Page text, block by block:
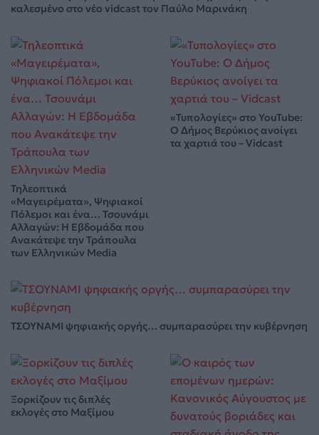
καλεσμένο στο νέο vidcast τον Παύλο Μαρινάκη
Τηλεοπτικά
«Μαγειρέματα», Ψηφιακοί
Πόλεμοι και ένα… Τσουνάμι
Αλλαγών: Η Εβδομάδα που
Ανακάτεψε την Τράπουλα
των Ελληνικών Media
«Τυπολογίες» στο YouTube:
Ο Δήμος Βερύκιος ανοίγει
τα χαρτιά του – Vidcast
ΤΣΟΥΝΑΜΙ ψηφιακής οργής… συμπαρασύρει την κυβέρνηση
Ξορκίζουν τις διπλές
εκλογές στο Μαξίμου